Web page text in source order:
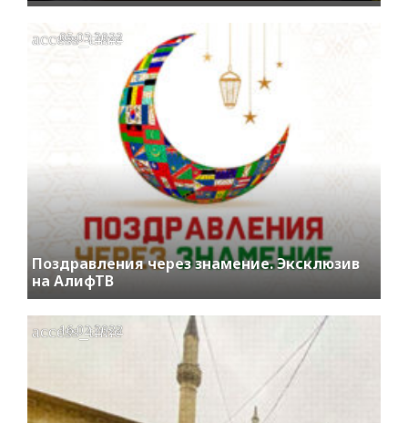
Поздравления через знамение. Эксклюзив
на АлифТВ
access_time
05.05.2022
access_time
16.02.2022